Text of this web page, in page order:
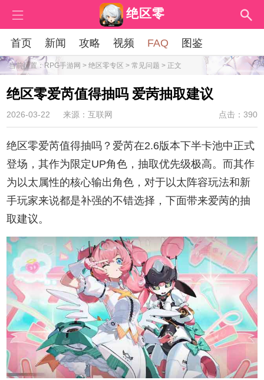
绝区零
首页 新闻 攻略 视频 FAQ 图鉴
当前位置：RPG手游网 > 绝区零专区 > 常见问题 > 正文
绝区零爱芮值得抽吗 爱苪抽取建议
2026-03-22 来源：互联网 点击：390
绝区零爱芮值得抽吗？爱芮在2.6版本下半卡池中正式
登场，其作为限定UP角色，抽取优先级极高。而其作
为以太属性的核心输出角色，对于以太阵容玩法和新
手玩家来说都是补强的不错选择，下面带来爱苪的抽
取建议。